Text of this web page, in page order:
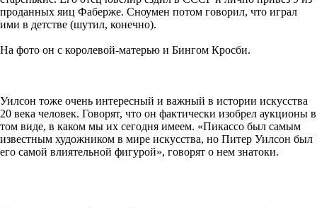
проданных яиц Фаберже. Сноумен потом говорил, что играл
ими в детстве (шутил, конечно).
На фото он с королевой-матерью и Бингом Кросби.
Уилсон тоже очень интересный и важный в истории искусства
20 века человек. Говорят, что он фактически изобрел аукционы в
том виде, в каком мы их сегодня имеем. «Пикассо был самым
известным художником в мире искусства, но Питер Уилсон был
его самой влиятельной фигурой», говорят о нем знатоки.